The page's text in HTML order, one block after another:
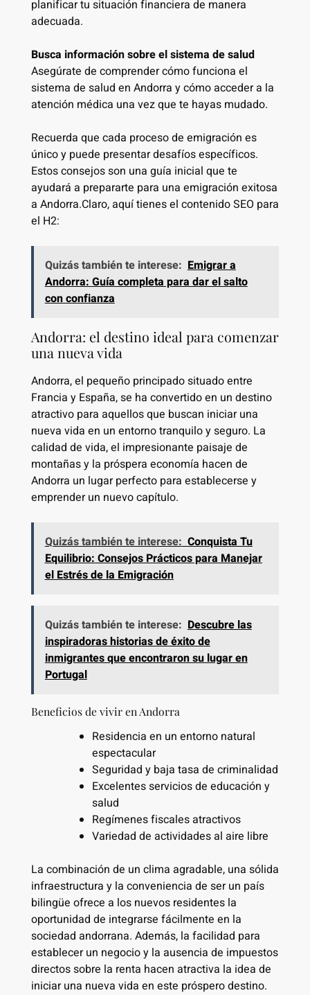
planificar tu situación financiera de manera
adecuada.
Busca información sobre el sistema de salud
Asegúrate de comprender cómo funciona el
sistema de salud en Andorra y cómo acceder a la
atención médica una vez que te hayas mudado.
Recuerda que cada proceso de emigración es
único y puede presentar desafíos específicos.
Estos consejos son una guía inicial que te
ayudará a prepararte para una emigración exitosa
a Andorra.Claro, aquí tienes el contenido SEO para
el H2:
Quizás también te interese: Emigrar a
Andorra: Guía completa para dar el salto
con confianza
Andorra: el destino ideal para comenzar
una nueva vida
Andorra, el pequeño principado situado entre
Francia y España, se ha convertido en un destino
atractivo para aquellos que buscan iniciar una
nueva vida en un entorno tranquilo y seguro. La
calidad de vida, el impresionante paisaje de
montañas y la próspera economía hacen de
Andorra un lugar perfecto para establecerse y
emprender un nuevo capítulo.
Quizás también te interese: Conquista Tu
Equilibrio: Consejos Prácticos para Manejar
el Estrés de la Emigración
Quizás también te interese: Descubre las
inspiradoras historias de éxito de
inmigrantes que encontraron su lugar en
Portugal
Beneficios de vivir en Andorra
Residencia en un entorno natural
espectacular
Seguridad y baja tasa de criminalidad
Excelentes servicios de educación y
salud
Regímenes fiscales atractivos
Variedad de actividades al aire libre
La combinación de un clima agradable, una sólida
infraestructura y la conveniencia de ser un país
bilingüe ofrece a los nuevos residentes la
oportunidad de integrarse fácilmente en la
sociedad andorrana. Además, la facilidad para
establecer un negocio y la ausencia de impuestos
directos sobre la renta hacen atractiva la idea de
iniciar una nueva vida en este próspero destino.